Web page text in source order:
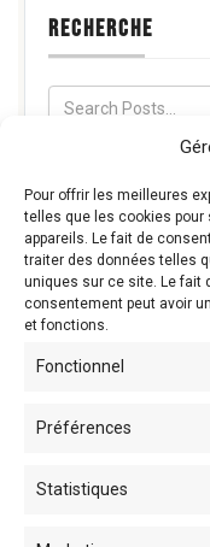
Pour offrir les meilleures
telles que les cookies
appareils. Le fait de
traiter des données telles
uniques sur ce site. Le fait
consentement peut avoir
et fonctions.
Fonctionnel
Préférences
Statistiques
RECHERCHE
EVÈNEMENTS À